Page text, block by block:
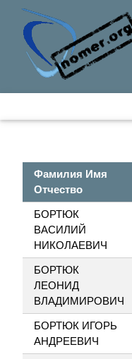
Фамилия Имя
Отчество
БОРТЮК
ВАСИЛИЙ
НИКОЛАЕВИЧ
БОРТЮК
ЛЕОНИД
ВЛАДИМИРОВИЧ
БОРТЮК ИГОРЬ
АНДРЕЕВИЧ